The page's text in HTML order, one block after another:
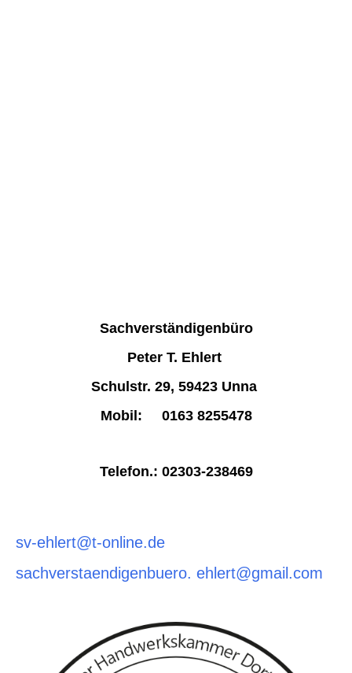
Sachverständigenbüro
Peter T. Ehlert
Schulstr. 29, 59423 Unna
Mobil: 0163 8255478
Telefon.: 02303-238469
sv-ehlert@t-online.de
sachverstaendigenbuero. ehlert@gmail.com